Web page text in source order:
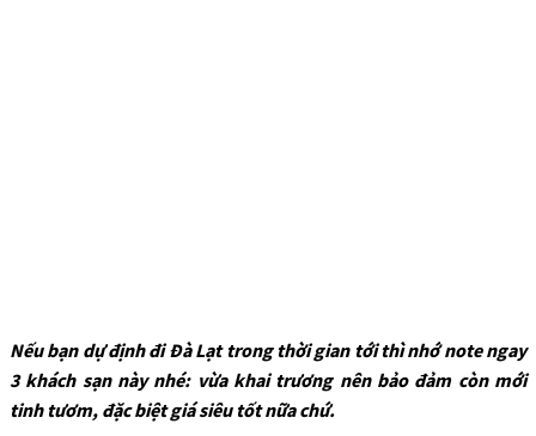
Nếu bạn dự định đi Đà Lạt trong thời gian tới thì nhớ note ngay
3 khách sạn này nhé: vừa khai trương nên bảo đảm còn mới
tinh tươm, đặc biệt giá siêu tốt nữa chứ.